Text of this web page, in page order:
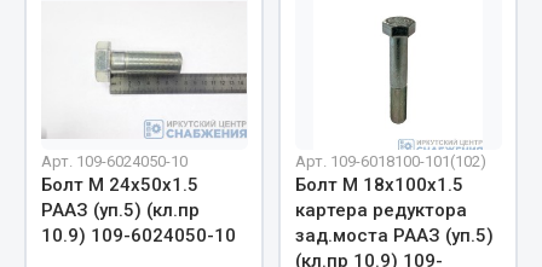
Прокладки
Рукава высокого давления
Показать ещё
Весь раздел
Арт. 109-6024050-10
Болт М 24х50х1.5
РААЗ (уп.5) (кл.пр
10.9) 109-6024050-10
Арт. 109-6018100-101(102)
Болт М 18х100х1.5
картера редуктора
зад.моста РААЗ (уп.5)
(кл.пр 10.9) 109-